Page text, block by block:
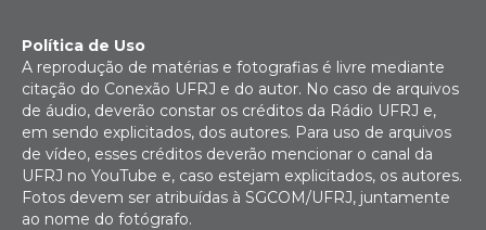
Política de Uso
A reprodução de matérias e fotografias é livre mediante
citação do Conexão UFRJ e do autor. No caso de arquivos
de áudio, deverão constar os créditos da Rádio UFRJ e,
em sendo explicitados, dos autores. Para uso de arquivos
de vídeo, esses créditos deverão mencionar o canal da
UFRJ no YouTube e, caso estejam explicitados, os autores.
Fotos devem ser atribuídas à SGCOM/UFRJ, juntamente
ao nome do fotógrafo.